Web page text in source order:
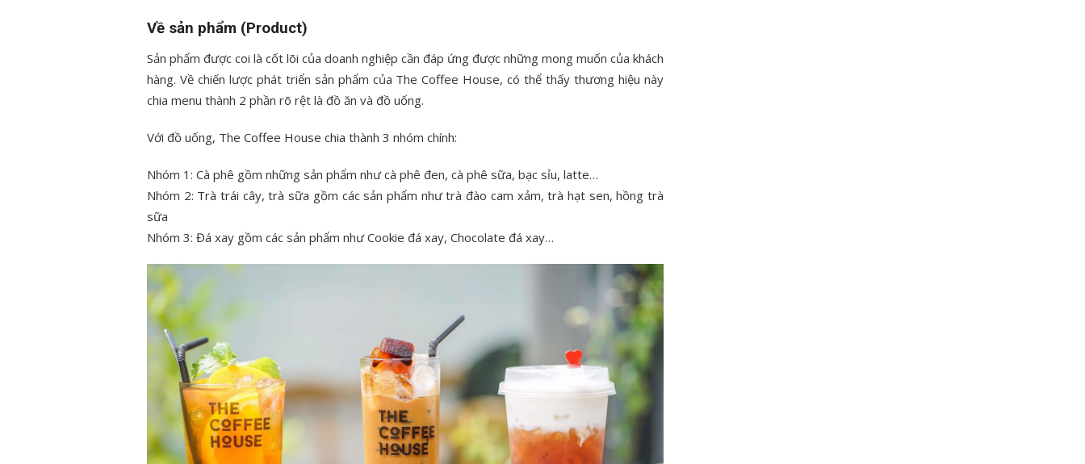
Về sản phẩm (Product)
Sản phẩm được coi là cốt lõi của doanh nghiệp cần đáp ứng được những mong muốn của khách
hàng. Về chiến lược phát triển sản phẩm của The Coffee House, có thể thấy thương hiệu này
chia menu thành 2 phần rõ rệt là đồ ăn và đồ uống.
Với đồ uống, The Coffee House chia thành 3 nhóm chính:
Nhóm 1: Cà phê gồm những sản phẩm như cà phê đen, cà phê sữa, bạc sỉu, latte…
Nhóm 2: Trà trái cây, trà sữa gồm các sản phẩm như trà đào cam xảm, trà hạt sen, hồng trà
sữa
Nhóm 3: Đá xay gồm các sản phẩm như Cookie đá xay, Chocolate đá xay…